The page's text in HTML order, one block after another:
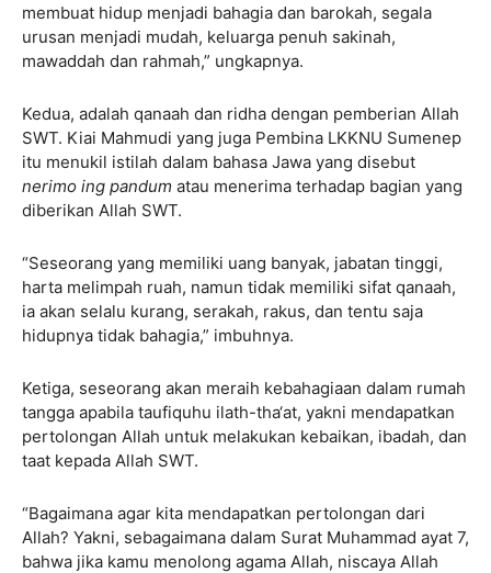
membuat hidup menjadi bahagia dan barokah, segala
urusan menjadi mudah, keluarga penuh sakinah,
mawaddah dan rahmah,” ungkapnya.
Kedua, adalah qanaah dan ridha dengan pemberian Allah
SWT. Kiai Mahmudi yang juga Pembina LKKNU Sumenep
itu menukil istilah dalam bahasa Jawa yang disebut
nerimo ing pandum atau menerima terhadap bagian yang
diberikan Allah SWT.
“Seseorang yang memiliki uang banyak, jabatan tinggi,
harta melimpah ruah, namun tidak memiliki sifat qanaah,
ia akan selalu kurang, serakah, rakus, dan tentu saja
hidupnya tidak bahagia,” imbuhnya.
Ketiga, seseorang akan meraih kebahagiaan dalam rumah
tangga apabila taufiquhu ilath-tha‘at, yakni mendapatkan
pertolongan Allah untuk melakukan kebaikan, ibadah, dan
taat kepada Allah SWT.
“Bagaimana agar kita mendapatkan pertolongan dari
Allah? Yakni, sebagaimana dalam Surat Muhammad ayat 7,
bahwa jika kamu menolong agama Allah, niscaya Allah